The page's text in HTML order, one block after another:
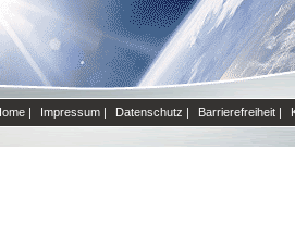
| Impressum | Datenschutz | Barrierefreiheit |